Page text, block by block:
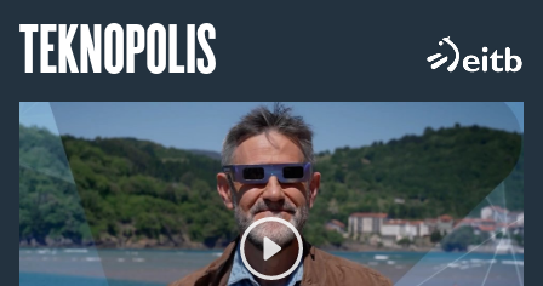
TEKNOPOLIS